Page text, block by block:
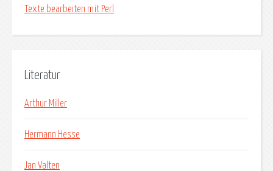
Texte bearbeiten mit Perl
Literatur
Arthur Miller
Hermann Hesse
Jan Valten